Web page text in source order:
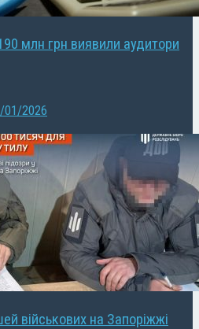
млн грн виявили аудитори
01/2026
військових на Запоріжжі